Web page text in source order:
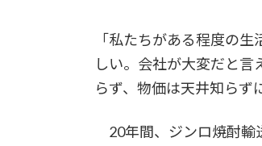
「私たちがある程度の
しい。会社が大変だと
らず、物価は天井知らず
20年間、ジンロ焼酎輸